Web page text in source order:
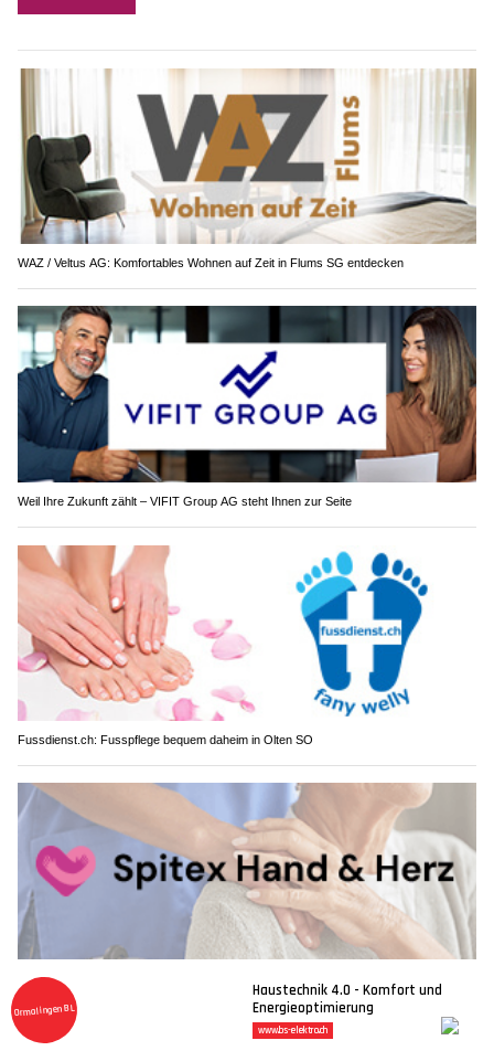
WAZ / Veltus AG: Komfortables Wohnen auf Zeit in Flums SG entdecken
Weil Ihre Zukunft zählt – VIFIT Group AG steht Ihnen zur Seite
Fussdienst.ch: Fusspflege bequem daheim in Olten SO
Spitex Hand & Herz: Verlässliche Betreuung und Pflege zu Hause
Holzterrasse reinigen und ölen für Schutz vor